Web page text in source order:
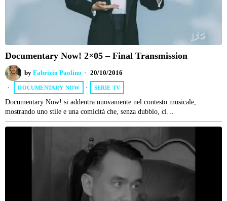
Documentary Now! 2×05 – Final Transmission
by Fabrizio Paolino 20/10/2016
DOCUMENTARY NOW · SERIE TV
Documentary Now! si addentra nuovamente nel contesto musicale,
mostrando uno stile e una comicità che, senza dubbio, ci…